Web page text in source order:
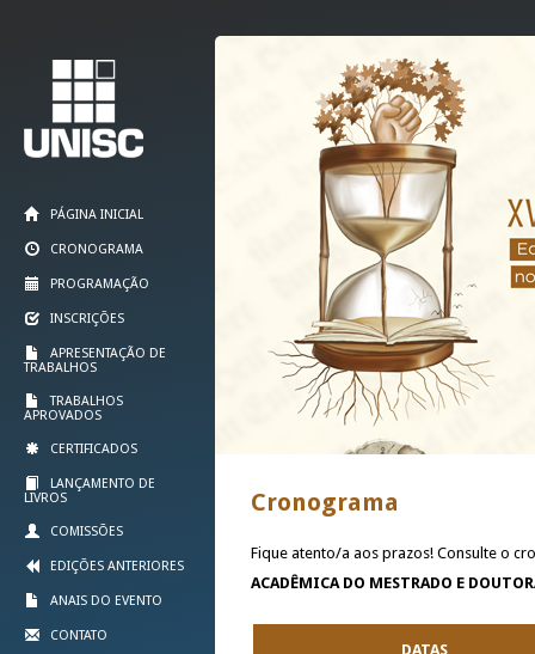
PÁGINA INICIAL
CRONOGRAMA
PROGRAMAÇÃO
INSCRIÇÕES
APRESENTAÇÃO DE
TRABALHOS
TRABALHOS
APROVADOS
CERTIFICADOS
LANÇAMENTO DE
LIVROS
COMISSÕES
EDIÇÕES ANTERIORES
ANAIS DO EVENTO
CONTATO
Cronograma
Fique atento/a aos prazos! Consulte o
ACADÊMICA DO MESTRADO E
DATAS